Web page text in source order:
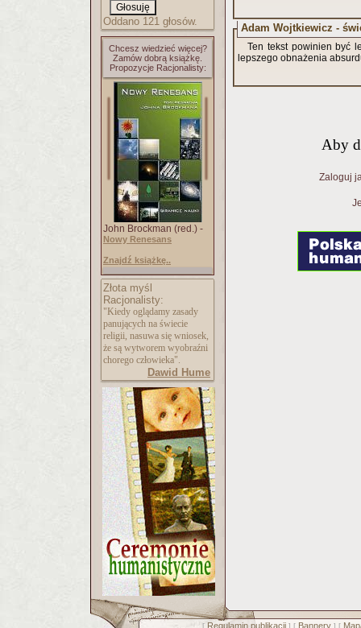
Oddano 121 głosów.
Chcesz wiedzieć więcej?
Zamów dobrą książkę.
Propozycje Racjonalisty:
John Brockman (red.) -
Nowy Renesans
Znajdź książkę..
Złota myśl
Racjonalisty:
"Kiedy oglądamy zasady
panujących na świecie
religii, nasuwa się wniosek,
że są wytworem wyobraźni
chorego człowieka".
Dawid Hume
Adam Wojtkiewicz -
Ten tekst powinien być
lepszego obnażenia
Aby
Zaloguj
[ Regulamin publikacji] [ Bannery] [